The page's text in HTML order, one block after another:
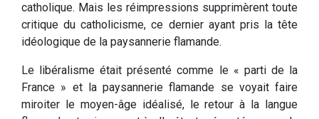
catholique. Mais les réimpressions supprimèrent toute
critique du catholicisme, ce dernier ayant pris la tête
idéologique de la paysannerie flamande.
Le libéralisme était présenté comme le « parti de la
France » et la paysannerie flamande se voyait faire
miroiter le moyen-âge idéalisé, le retour à la langue